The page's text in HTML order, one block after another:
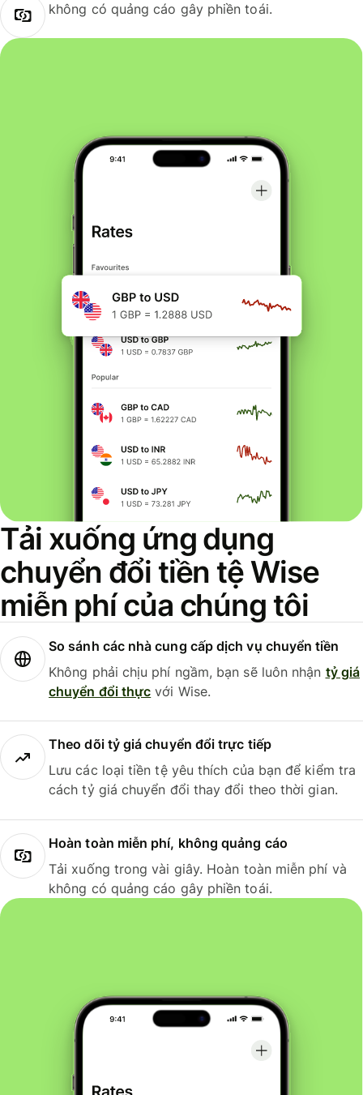
không có quảng cáo gây phiền toái.
Tải xuống ứng dụng
chuyển đổi tiền tệ Wise
miễn phí của chúng tôi
So sánh các nhà cung cấp dịch vụ chuyển tiền
Không phải chịu phí ngầm, bạn sẽ luôn nhận tỷ giá
chuyển đổi thực với Wise.
Theo dõi tỷ giá chuyển đổi trực tiếp
Lưu các loại tiền tệ yêu thích của bạn để kiểm tra
cách tỷ giá chuyển đổi thay đổi theo thời gian.
Hoàn toàn miễn phí, không quảng cáo
Tải xuống trong vài giây. Hoàn toàn miễn phí và
không có quảng cáo gây phiền toái.